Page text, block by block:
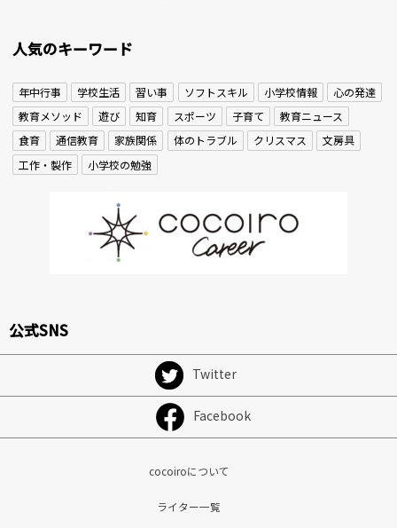
人気のキーワード
年中行事 学校生活 習い事 ソフトスキル 小学校情報
心の発達
教育メソッド
遊び 知育 スポーツ 子育て
教育ニュース
食育
通信教育 家族関係 体のトラブル クリスマス
文房具
工作・製作
小学校の勉強
公式SNS
Twitter
Facebook
cocoiroについて
ライター一覧